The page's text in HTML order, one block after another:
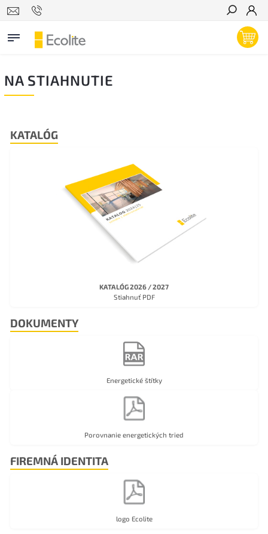
Hľadať
NA STIAHNUTIE
KATALÓG
KATALÓG 2026 / 2027
Stiahnuť PDF
DOKUMENTY
Energetické štítky
Porovnanie energetických tried
FIREMNÁ IDENTITA
logo Ecolite